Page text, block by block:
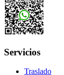
Servicios
Traslado